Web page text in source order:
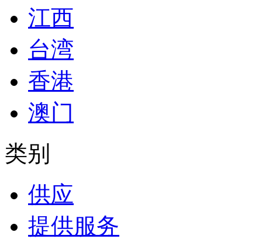
江西
台湾
香港
澳门
类别
供应
提供服务